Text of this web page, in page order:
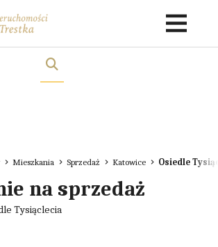
Mieszkania Sprzedaż Katowice Osiedle
na sprzedaż
Tysiąclecia